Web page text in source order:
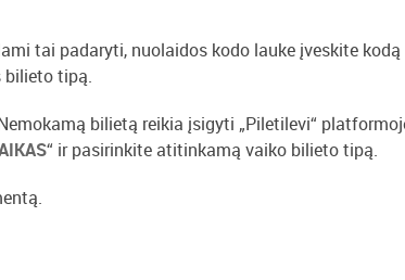
tai padaryti, nuolaidos kodo lauke įveskite kodą
bilieto tipą.
bilietą reikia įsigyti „Piletilevi“
“ ir pasirinkite atitinkamą vaiko bilieto tipą.